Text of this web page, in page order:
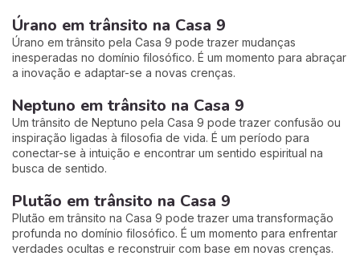
Úrano em trânsito na Casa 9
Úrano em trânsito pela Casa 9 pode trazer mudanças
inesperadas no domínio filosófico. É um momento para abraçar
a inovação e adaptar-se a novas crenças.
Neptuno em trânsito na Casa 9
Um trânsito de Neptuno pela Casa 9 pode trazer confusão ou
inspiração ligadas à filosofia de vida. É um período para
conectar-se à intuição e encontrar um sentido espiritual na
busca de sentido.
Plutão em trânsito na Casa 9
Plutão em trânsito na Casa 9 pode trazer uma transformação
profunda no domínio filosófico. É um momento para enfrentar
verdades ocultas e reconstruir com base em novas crenças.